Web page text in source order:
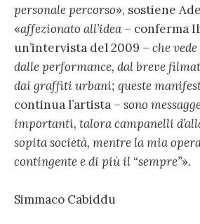
personale percorso», sostiene
«affezionato all’idea – conferma
un’intervista del 2009 – che
dalle performance, dal breve
dai graffiti urbani; queste
continua l’artista – sono
importanti, talora campanelli
sopita società, mentre la mia
contingente e di più il “sempre”».
Simmaco Cabiddu